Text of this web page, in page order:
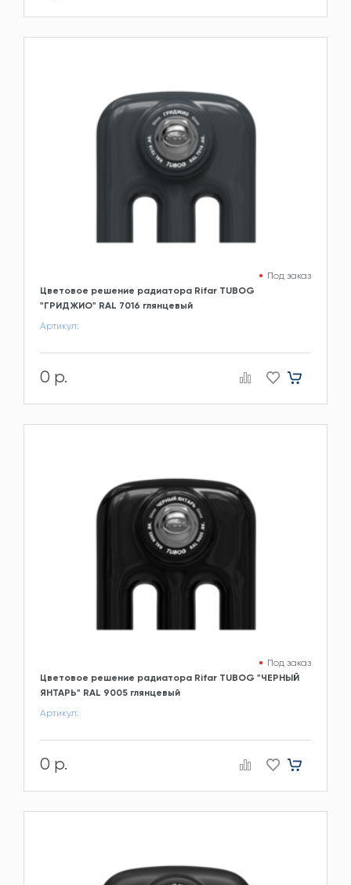
Под заказ
Цветовое решение радиатора Rifar TUBOG
"ГРИДЖИО" RAL 7016 глянцевый
Артикул:
0 р.
Под заказ
Цветовое решение радиатора Rifar TUBOG "ЧЕРНЫЙ
ЯНТАРЬ" RAL 9005 глянцевый
Артикул:
0 р.